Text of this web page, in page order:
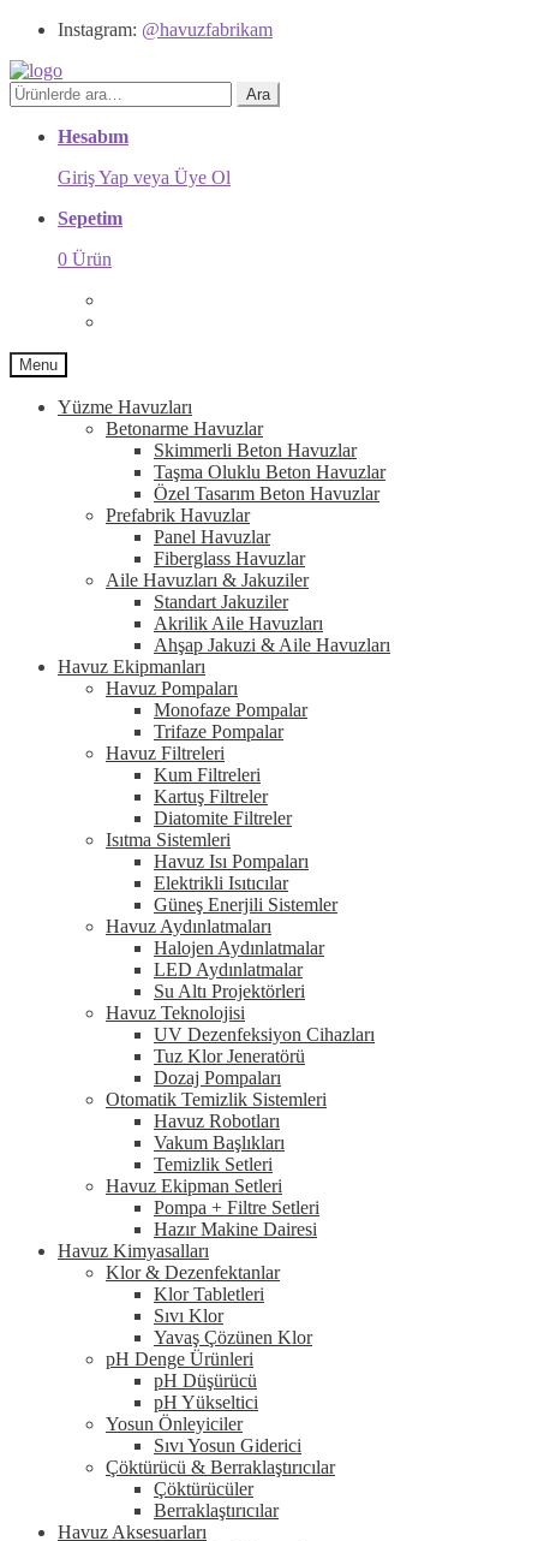
Instagram: @havuzfabrikam
Ara: Ara
Hesabım
Giriş Yap veya Üye Ol
Sepetim
0 Ürün
Menu
Yüzme Havuzları
Betonarme Havuzlar
Skimmerli Beton Havuzlar
Taşma Oluklu Beton Havuzlar
Özel Tasarım Beton Havuzlar
Prefabrik Havuzlar
Panel Havuzlar
Fiberglass Havuzlar
Aile Havuzları & Jakuziler
Standart Jakuziler
Akrilik Aile Havuzları
Ahşap Jakuzi & Aile Havuzları
Havuz Ekipmanları
Havuz Pompaları
Monofaze Pompalar
Trifaze Pompalar
Havuz Filtreleri
Kum Filtreleri
Kartuş Filtreler
Diatomite Filtreler
Isıtma Sistemleri
Havuz Isı Pompaları
Elektrikli Isıtıcılar
Güneş Enerjili Sistemler
Havuz Aydınlatmaları
Halojen Aydınlatmalar
LED Aydınlatmalar
Su Altı Projektörleri
Havuz Teknolojisi
UV Dezenfeksiyon Cihazları
Tuz Klor Jeneratörü
Dozaj Pompaları
Otomatik Temizlik Sistemleri
Havuz Robotları
Vakum Başlıkları
Temizlik Setleri
Havuz Ekipman Setleri
Pompa + Filtre Setleri
Hazır Makine Dairesi
Havuz Kimyasalları
Klor & Dezenfektanlar
Klor Tabletleri
Sıvı Klor
Yavaş Çözünen Klor
pH Denge Ürünleri
pH Düşürücü
pH Yükseltici
Yosun Önleyiciler
Sıvı Yosun Giderici
Çöktürücü & Berraklaştırıcılar
Çöktürücüler
Berraklaştırıcılar
Havuz Aksesuarları